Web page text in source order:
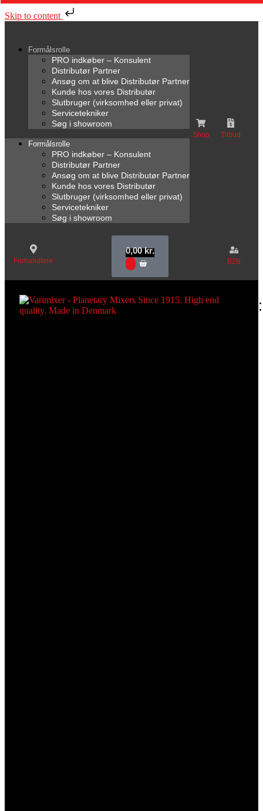
Skip to content
Formålsrolle
PRO indkøber – Konsulent
Distributør Partner
Ansøg om at blive Distributør Partner
Kunde hos vores Distributør
Slutbruger (virksomhed eller privat)
Servicetekniker
Søg i showroom
Formålsrolle
PRO indkøber – Konsulent
Distributør Partner
Ansøg om at blive Distributør Partner
Kunde hos vores Distributør
Slutbruger (virksomhed eller privat)
Servicetekniker
Søg i showroom
Shop Tilbud
Forhandlere
0,00kr.
B2B